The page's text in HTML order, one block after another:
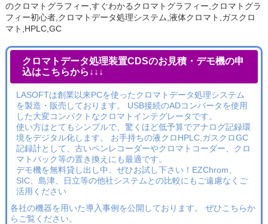
のクロマトグラフィー,すぐわかるクロマトグラフィー,クロマトグラ
フィー初心者,クロマトデータ処理システム,液体クロマト,ガスクロ
マト,HPLC,GC
クロマトデータ処理装置CDSのお見積・デモ機の申
込はこちらから↓↓↓
LASOFTは創業以来PCを使ったクロマトデータ処理システム
を製造・販売しております。 USB接続のADコンバータを使用
した大変コンパクトなクロマトインテグレータです。
使い方はとてもシンプルで、驚くほど低予算でアナログ記録環
境をデジタル化します。 お手持ちの液クロHPLC,ガスクロGC
記録計として、古いペンレコーダーやクロマトコーダー、クロ
マトパック等の置き換えにも最適です。
デモ機を無料貸し出し中、ぜひお試し下さい！EZChrom、
SIC、島津、日立等の他社システムとの比較にもご遠慮なくご
活用ください
各社の機器を用いた導入事例を公開しております。 ぜひこちらか
らご覧ください。